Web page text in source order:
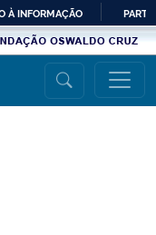
À INFORMAÇÃO